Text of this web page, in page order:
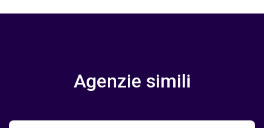
Agenzie simili